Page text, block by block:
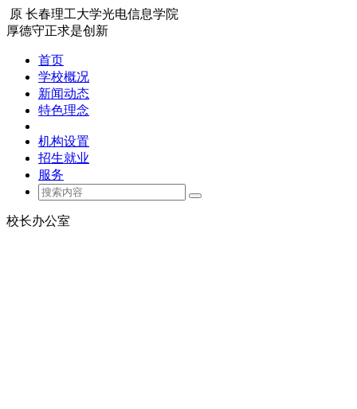
原 长春理工大学光电信息学院
厚德守正求是创新
首页
学校概况
新闻动态
特色理念
机构设置
招生就业
服务
校长办公室